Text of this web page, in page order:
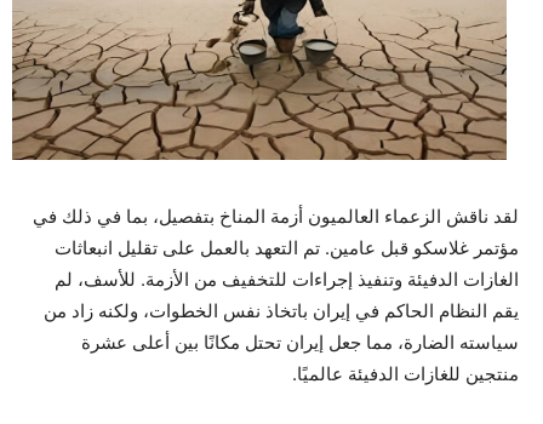
لقد ناقش الزعماء العالميون أزمة المناخ بتفصيل، بما في ذلك في
مؤتمر غلاسكو قبل عامين. تم التعهد بالعمل على تقليل انبعاثات
الغازات الدفيئة وتنفيذ إجراءات للتخفيف من الأزمة. للأسف، لم
يقم النظام الحاكم في إيران باتخاذ نفس الخطوات، ولكنه زاد من
سياسته الضارة، مما جعل إيران تحتل مكانًا بين أعلى عشرة
منتجين للغازات الدفيئة عالميًا.